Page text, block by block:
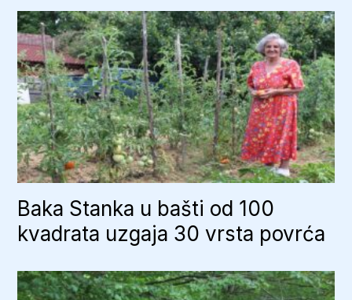
Baka Stanka u bašti od 100
kvadrata uzgaja 30 vrsta povrća